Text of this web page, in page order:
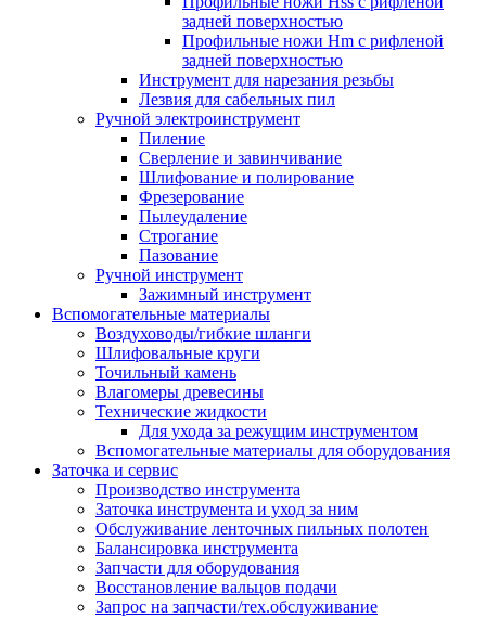
задней поверхностью
Профильные ножи Hm с рифленой
задней поверхностью
Инструмент для нарезания резьбы
Лезвия для сабельных пил
Ручной электроинструмент
Пиление
Сверление и завинчивание
Шлифование и полирование
Фрезерование
Пылеудаление
Строгание
Пазование
Ручной инструмент
Зажимный инструмент
Вспомогательные материалы
Воздуховоды/гибкие шланги
Шлифовальные круги
Точильный камень
Влагомеры древесины
Технические жидкости
Для ухода за режущим инструментом
Вспомогательные материалы для оборудования
Заточка и сервис
Производство инструмента
Заточка инструмента и уход за ним
Обслуживание ленточных пильных полотен
Балансировка инструмента
Запчасти для оборудования
Восстановление вальцов подачи
Запрос на запчасти/тех.обслуживание